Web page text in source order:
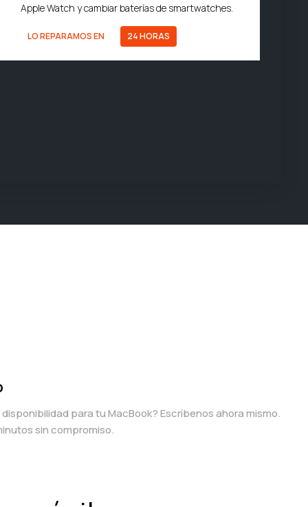
Apple Watch y cambiar baterías de smartwatches.
LO REPARAMOS EN 24 HORAS
para tu MacBook? Escríbenos ahora mismo.
sin compromiso.